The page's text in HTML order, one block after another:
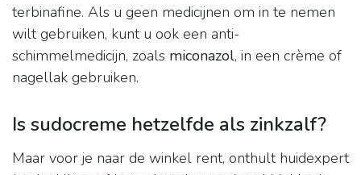
terbinafine. Als u geen medicijnen om in te nemen
wilt gebruiken, kunt u ook een anti-
schimmelmedicijn, zoals miconazol, in een crème of
nagellak gebruiken.
Is sudocreme hetzelfde als zinkzalf?
Maar voor je naar de winkel rent, onthult huidexpert